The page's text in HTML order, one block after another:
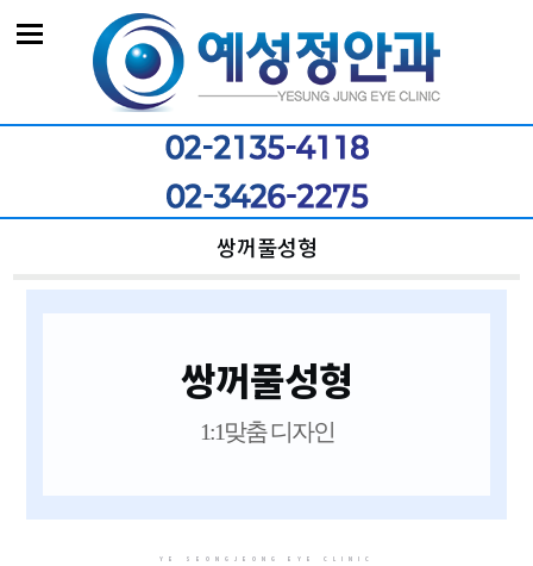
쌍꺼풀성형
쌍꺼풀성형
1:1맞춤 디자인
YE SEONGJEONG EYE CLINIC